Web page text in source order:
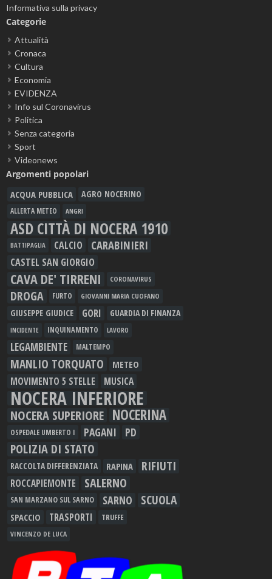
Informativa sulla privacy
Categorie
Attualità
Cronaca
Cultura
Economia
EVIDENZA
Info sul Coronavirus
Politica
Senza categoria
Sport
Videonews
Argomenti popolari
ACQUA PUBBLICA AGRO NOCERINO
ALLERTA METEO ANGRI
ASD CITTÀ DI NOCERA 1910
BATTIPAGLIA CALCIO CARABINIERI
CASTEL SAN GIORGIO
CAVA DE' TIRRENI CORONAVIRUS
DROGA FURTO GIOVANNI MARIA CUOFANO
GIUSEPPE GIUDICE GORI GUARDIA DI FINANZA
INCIDENTE INQUINAMENTO LAVORO
LEGAMBIENTE MALTEMPO
MANLIO TORQUATO METEO
MOVIMENTO 5 STELLE MUSICA
NOCERA INFERIORE
NOCERA SUPERIORE NOCERINA
OSPEDALE UMBERTO I PAGANI PD
POLIZIA DI STATO
RACCOLTA DIFFERENZIATA RAPINA RIFIUTI
ROCCAPIEMONTE SALERNO
SAN MARZANO SUL SARNO SARNO SCUOLA
SPACCIO TRASPORTI TRUFFE
VINCENZO DE LUCA